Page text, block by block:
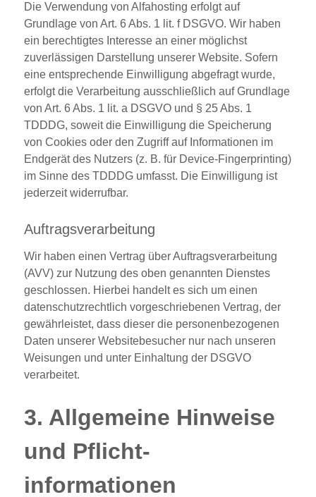
Die Verwendung von Alfahosting erfolgt auf
Grundlage von Art. 6 Abs. 1 lit. f DSGVO. Wir haben
ein berechtigtes Interesse an einer möglichst
zuverlässigen Darstellung unserer Website. Sofern
eine entsprechende Einwilligung abgefragt wurde,
erfolgt die Verarbeitung ausschließlich auf Grundlage
von Art. 6 Abs. 1 lit. a DSGVO und § 25 Abs. 1
TDDDG, soweit die Einwilligung die Speicherung
von Cookies oder den Zugriff auf Informationen im
Endgerät des Nutzers (z. B. für Device-Fingerprinting)
im Sinne des TDDDG umfasst. Die Einwilligung ist
jederzeit widerrufbar.
Auftragsverarbeitung
Wir haben einen Vertrag über Auftragsverarbeitung
(AVV) zur Nutzung des oben genannten Dienstes
geschlossen. Hierbei handelt es sich um einen
datenschutzrechtlich vorgeschriebenen Vertrag, der
gewährleistet, dass dieser die personenbezogenen
Daten unserer Websitebesucher nur nach unseren
Weisungen und unter Einhaltung der DSGVO
verarbeitet.
3. Allgemeine Hinweise
und Pflicht­
informationen